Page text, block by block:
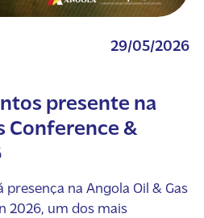
29/05/2026
presente na
Conference &
na Angola Oil & Gas
2026, um dos mais